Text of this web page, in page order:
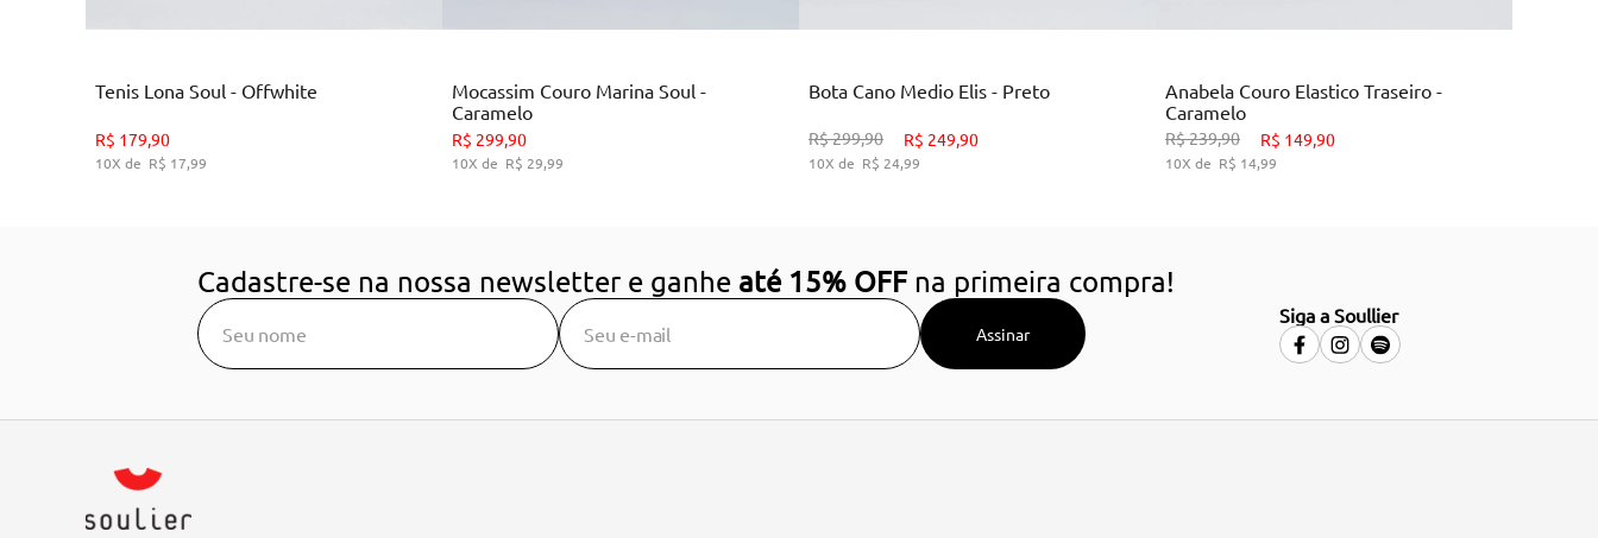
ADICIONAR AO CARRINHO
Tenis Lona Soul - Offwhite
R$ 179,90
10 R$ 17,99
ADICIONAR AO CARRINHO
Mocassim Couro Marina Soul -
Caramelo
R$ 299,90
10 R$ 29,99
34 35 36
ADICIONAR AO CARRINHO
Bota Cano Medio Elis - Preto
R$299,90 R$ 249,90
10 R$ 24,99
33 34
ADICIONAR AO CARRINHO
Anabela Couro Elastico Traseiro -
Caramelo
R$239,90 R$ 149,90
10 R$ 14,99
Cadastre-se na nossa newsletter e ganhe até 15% OFFna primeira compra!
Assinar
Siga a Soullier